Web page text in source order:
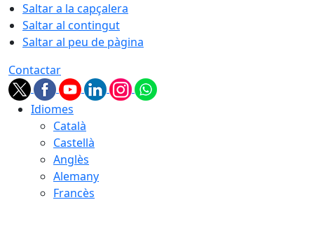
Saltar a la capçalera
Saltar al contingut
Saltar al peu de pàgina
Contactar
Idiomes
Català
Castellà
Anglès
Alemany
Francès